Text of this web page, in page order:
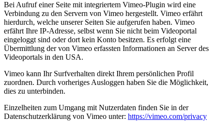
Bei Aufruf einer Seite mit integriertem Vimeo-Plugin wird eine
Verbindung zu den Servern von Vimeo hergestellt. Vimeo erfährt
hierdurch, welche unserer Seiten Sie aufgerufen haben. Vimeo
erfährt Ihre IP-Adresse, selbst wenn Sie nicht beim Videoportal
eingeloggt sind oder dort kein Konto besitzen. Es erfolgt eine
Übermittlung der von Vimeo erfassten Informationen an Server des
Videoportals in den USA.
Vimeo kann Ihr Surfverhalten direkt Ihrem persönlichen Profil
zuordnen. Durch vorheriges Ausloggen haben Sie die Möglichkeit,
dies zu unterbinden.
Einzelheiten zum Umgang mit Nutzerdaten finden Sie in der
Datenschutzerklärung von Vimeo unter: https://vimeo.com/privacy